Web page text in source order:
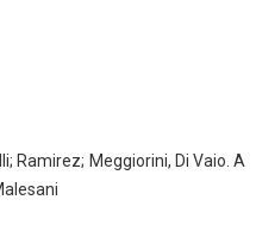
Ramirez; Meggiorini, Di Vaio. A